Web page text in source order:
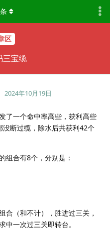
区
三宝缆
条
2024年10月19日
了一个命中率高些，获利高些
断过缆，除水后共获利42个
合有8个，分别是：
（和不计），胜进过三关，
一次过三关即转台。